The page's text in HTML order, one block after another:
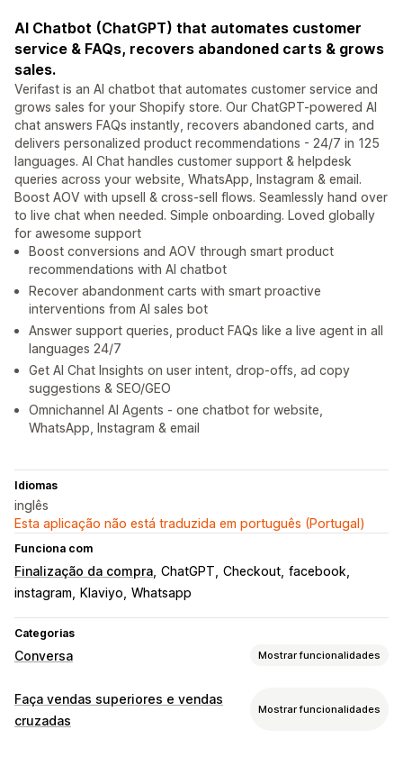
AI Chatbot (ChatGPT) that automates customer
service & FAQs, recovers abandoned carts & grows
sales.
Verifast is an AI chatbot that automates customer service and
grows sales for your Shopify store. Our ChatGPT-powered AI
chat answers FAQs instantly, recovers abandoned carts, and
delivers personalized product recommendations - 24/7 in 125
languages. AI Chat handles customer support & helpdesk
queries across your website, WhatsApp, Instagram & email.
Boost AOV with upsell & cross-sell flows. Seamlessly hand over
to live chat when needed. Simple onboarding. Loved globally
for awesome support
Boost conversions and AOV through smart product
recommendations with AI chatbot
Recover abandonment carts with smart proactive
interventions from AI sales bot
Answer support queries, product FAQs like a live agent in all
languages 24/7
Get AI Chat Insights on user intent, drop-offs, ad copy
suggestions & SEO/GEO
Omnichannel AI Agents - one chatbot for website,
WhatsApp, Instagram & email
Idiomas
inglês
Esta aplicação não está traduzida em português (Portugal)
Funciona com
Finalização da compra ChatGPT Checkout facebook
instagram
Klaviyo Whatsapp
Categorias
Conversa Mostrar funcionalidades
Mensagens em tempo real
Bots de conversação com IA
Faça vendas superiores e vendas
cruzadas
Mostrar funcionalidades